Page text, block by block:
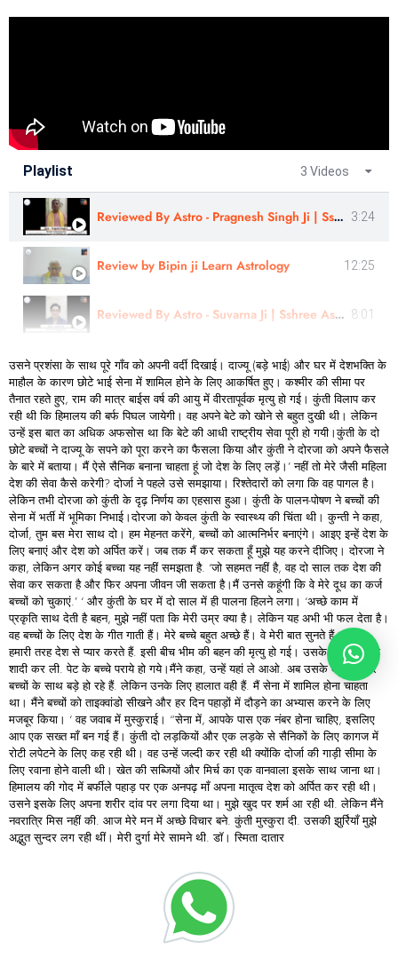
Playlist 3 Videos
Reviewed By Astro - Pragnesh Singh Ji | Sshree Astro Vastu 3:24
Review by Bipin ji Learn Astrology 12:25
Reviewed By Astro - Suvarna Ji | Sshree Astro Vastu 8:01
उसने प्रशंसा के साथ पूरे गाँव को अपनी वर्दी दिखाई। दाज्यू (बड़े भाई) और घर में देशभक्ति के
माहौल के कारण छोटे भाई सेना में शामिल होने के लिए आकर्षित हुए। कश्मीर की सीमा पर
तैनात रहते हुए, राम की मात्र बाईस वर्ष की आयु में वीरतापूर्वक मृत्यु हो गई। कुंती विलाप कर
रही थी कि हिमालय की बर्फ पिघल जायेगी। वह अपने बेटे को खोने से बहुत दुखी थी। लेकिन
उन्हें इस बात का अधिक अफसोस था कि बेटे की आधी राष्ट्रीय सेवा पूरी हो गयी।कुंती के दो
छोटे बच्चों ने दाज्यू के सपने को पूरा करने का फैसला किया और कुंती ने दोरजा को अपने फैसले
के बारे में बताया। मैं ऐसे सैनिक बनाना चाहता हूं जो देश के लिए लड़ें।’ नहीं तो मेरे जैसी महिला
देश की सेवा कैसे करेगी? दोर्जा ने पहले उसे समझाया। रिश्तेदारों को लगा कि वह पागल है।
लेकिन तभी दोरजा को कुंती के दृढ़ निर्णय का एहसास हुआ। कुंती के पालन-पोषण ने बच्चों की
सेना में भर्ती में भूमिका निभाई।दोरजा को केवल कुंती के स्वास्थ्य की चिंता थी। कुन्ती ने कहा,
दोर्जा, तुम बस मेरा साथ दो। हम मेहनत करेंगे, बच्चों को आत्मनिर्भर बनाएंगे। आइए इन्हें देश के
लिए बनाएं और देश को अर्पित करें। जब तक मैं कर सकता हूँ मुझे यह करने दीजिए। दोरजा ने
कहा, लेकिन अगर कोई बच्चा यह नहीं समझता है. ‘जो सहमत नहीं है, वह दो साल तक देश की
सेवा कर सकता है और फिर अपना जीवन जी सकता है।मैं उनसे कहूंगी कि वे मेरे दूध का कर्ज
बच्चों को चुकाएं.’ ‘ और कुंती के घर में दो साल में ही पालना हिलने लगा। ‘अच्छे काम में
प्रकृति साथ देती है बहन, मुझे नहीं पता कि मेरी उम्र क्या है। लेकिन यह अभी भी फल देता है।
वह बच्चों के लिए देश के गीत गाती हैं। मेरे बच्चे बहुत अच्छे हैं। वे मेरी बात सुनते हैं। वे भी
हमारी तरह देश से प्यार करते हैं. इसी बीच भीम की बहन की मृत्यु हो गई। उसके पति ने दूसरी
शादी कर ली. पेट के बच्चे पराये हो गये।मैंने कहा, उन्हें यहां ले आओ. अब उसके बच्चे भी मेरे
बच्चों के साथ बड़े हो रहे हैं. लेकिन उनके लिए हालात वही हैं. मैं सेना में शामिल होना चाहता
था। मैंने बच्चों को ताइक्वांडो सीखने और हर दिन पहाड़ों में दौड़ने का अभ्यास करने के लिए
मजबूर किया। ‘ वह जवाब में मुस्कुराई। “सेना में, आपके पास एक नंबर होना चाहिए, इसलिए
आप एक सख्त माँ बन गई हैं। कुंती दो लड़कियों और एक लड़के से सैनिकों के लिए कागज में
रोटी लपेटने के लिए कह रही थी। वह उन्हें जल्दी कर रही थी क्योंकि दोर्जा की गाड़ी सीमा के
लिए रवाना होने वाली थी। खेत की सब्जियों और मिर्च का एक वानवाला इसके साथ जाना था।
हिमालय की गोद में बर्फीले पहाड़ पर एक अनपढ़ माँ अपना मातृत्व देश को अर्पित कर रही थी।
उसने इसके लिए अपना शरीर दांव पर लगा दिया था। मुझे खुद पर शर्म आ रही थी. लेकिन मैंने
नवरात्रि मिस नहीं की. आज मेरे मन में अच्छे विचार बने. कुंती मुस्कुरा दी. उसकी झुर्रियाँ मुझे
अद्भुत सुन्दर लग रही थीं। मेरी दुर्गा मेरे सामने थी. डॉ। स्मिता दातार